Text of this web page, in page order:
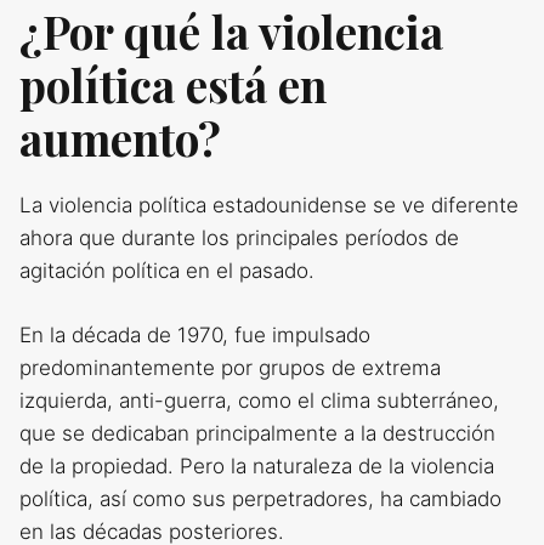
¿Por qué la violencia
política está en
aumento?
La violencia política estadounidense se ve diferente
ahora que durante los principales períodos de
agitación política en el pasado.
En la década de 1970, fue impulsado
predominantemente por grupos de extrema
izquierda, anti-guerra, como el clima subterráneo,
que se dedicaban principalmente a la destrucción
de la propiedad. Pero la naturaleza de la violencia
política, así como sus perpetradores, ha cambiado
en las décadas posteriores.